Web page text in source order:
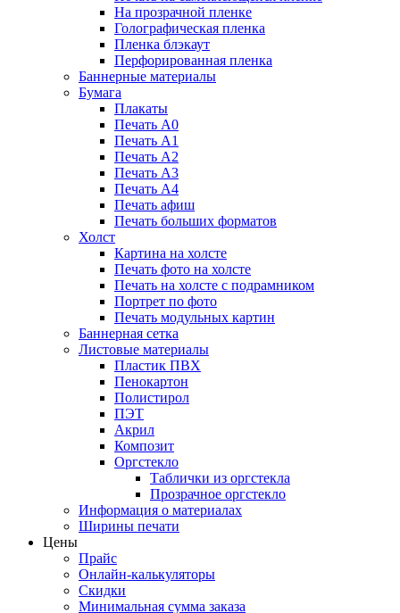
На прозрачной пленке
Голографическая пленка
Пленка блэкаут
Перфорированная пленка
Баннерные материалы
Бумага
Плакаты
Печать А0
Печать А1
Печать А2
Печать А3
Печать А4
Печать афиш
Печать больших форматов
Холст
Картина на холсте
Печать фото на холсте
Печать на холсте с подрамником
Портрет по фото
Печать модульных картин
Баннерная сетка
Листовые материалы
Пластик ПВХ
Пенокартон
Полистирол
ПЭТ
Акрил
Композит
Оргстекло
Таблички из оргстекла
Прозрачное оргстекло
Информация о материалах
Ширины печати
Цены
Прайс
Онлайн-калькуляторы
Скидки
Минимальная сумма заказа